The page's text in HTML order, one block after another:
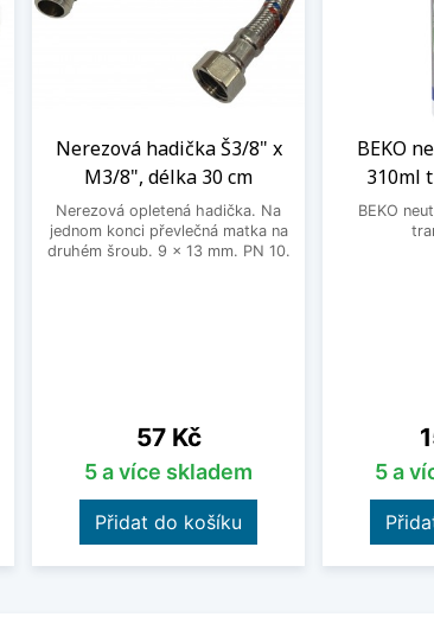
Nerezová hadička Š3/8" x
M3/8", délka 30 cm
Nerezová opletená hadička. Na
jednom konci převlečná matka na
druhém šroub. 9 x 13 mm. PN 10.
Cena
57 Kč
5 a více skladem
Přidat do košíku
BEKO
310ml
BEKO
5 a